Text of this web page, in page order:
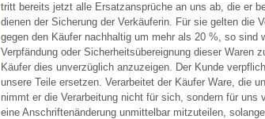
tritt bereits jetzt alle Ersatzansprüche an uns ab, die er
dienen der Sicherung der Verkäuferin. Für sie gelten die
gegen den Käufer nachhaltig um mehr als 20 %, so sind
Verpfändung oder Sicherheitsübereignung dieser
Käufer dies unverzüglich anzuzeigen. Der Kunde
unsere Teile ersetzen. Verarbeitet der Käufer Ware, die
nimmt er die Verarbeitung nicht für sich, sondern für
eine Anschriftenänderung unmittelbar mitzuteilen,